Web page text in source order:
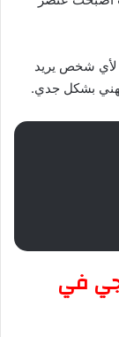
لأي شخص يريد
بشكل جدي.
في